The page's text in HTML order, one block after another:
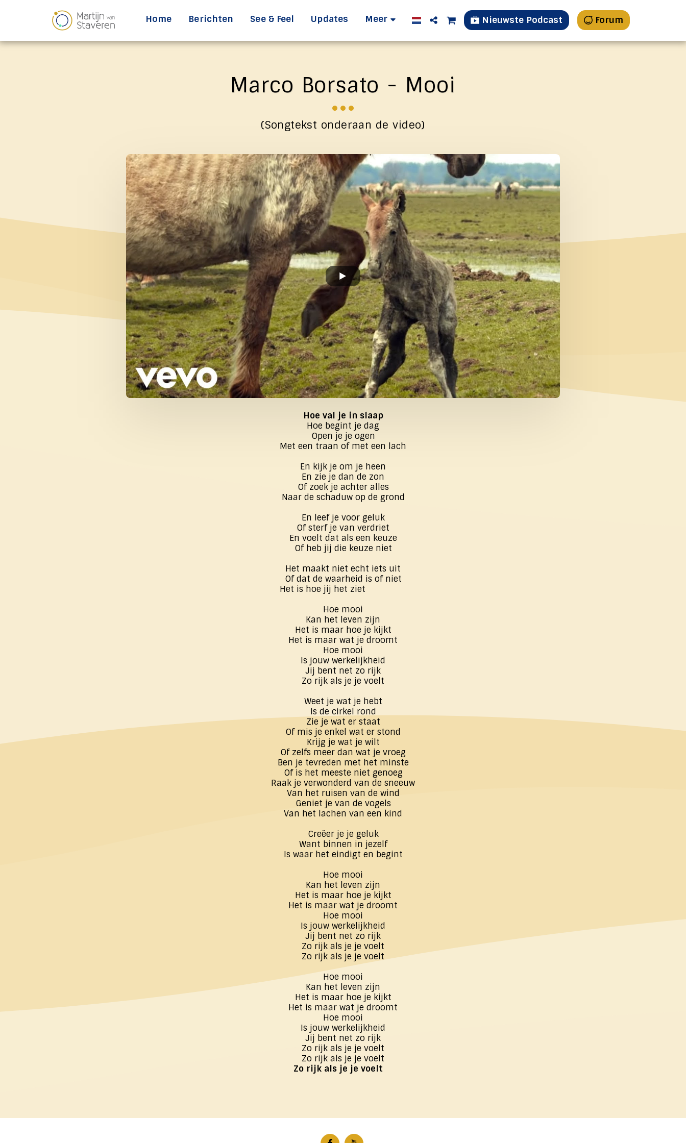
Home Berichten See & Feel Updates Meer Nieuwste Podcast Forum
Marco Borsato - Mooi
(Songtekst onderaan de video)
Hoe val je in slaap
Hoe begint je dag
Open je je ogen
Met een traan of met een lach
En kijk je om je heen
En zie je dan de zon
Of zoek je achter alles
Naar de schaduw op de grond
En leef je voor geluk
Of sterf je van verdriet
En voelt dat als een keuze
Of heb jij die keuze niet
Het maakt niet echt iets uit
Of dat de waarheid is of niet
Het is hoe jij het ziet
Hoe mooi
Kan het leven zijn
Het is maar hoe je kijkt
Het is maar wat je droomt
Hoe mooi
Is jouw werkelijkheid
Jij bent net zo rijk
Zo rijk als je je voelt
Weet je wat je hebt
Is de cirkel rond
Zie je wat er staat
Of mis je enkel wat er stond
Krijg je wat je wilt
Of zelfs meer dan wat je vroeg
Ben je tevreden met het minste
Of is het meeste niet genoeg
Raak je verwonderd van de sneeuw
Van het ruisen van de wind
Geniet je van de vogels
Van het lachen van een kind
Creëer je je geluk
Want binnen in jezelf
Is waar het eindigt en begint
Hoe mooi
Kan het leven zijn
Het is maar hoe je kijkt
Het is maar wat je droomt
Hoe mooi
Is jouw werkelijkheid
Jij bent net zo rijk
Zo rijk als je je voelt
Zo rijk als je je voelt
Hoe mooi
Kan het leven zijn
Het is maar hoe je kijkt
Het is maar wat je droomt
Hoe mooi
Is jouw werkelijkheid
Jij bent net zo rijk
Zo rijk als je je voelt
Zo rijk als je je voelt
Zo rijk als je je voelt